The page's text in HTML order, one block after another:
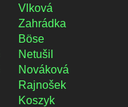
Vlková
Zahrádka
Böse
Netušil
Nováková
Rajnošek
Koszyk